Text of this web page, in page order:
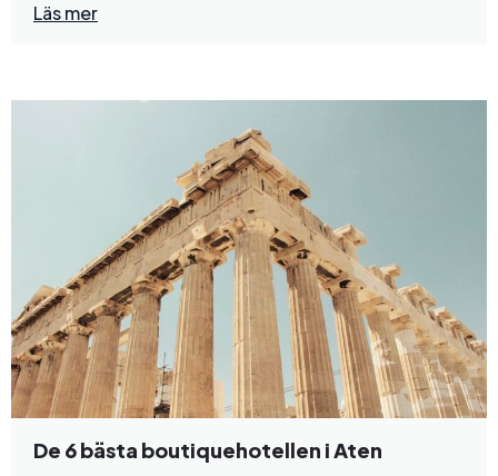
Läs mer
De 6 bästa boutiquehotellen i Aten